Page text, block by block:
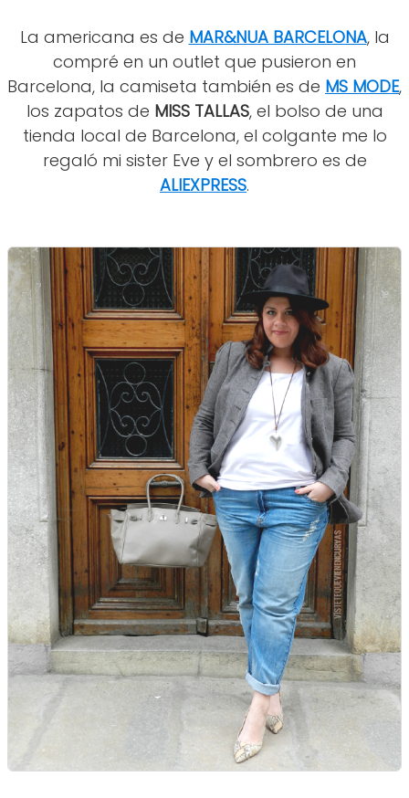
La americana es de MAR&NUA BARCELONA, la
compré en un outlet que pusieron en
Barcelona, la camiseta también es de MS MODE,
los zapatos de MISS TALLAS, el bolso de una
tienda local de Barcelona, el colgante me lo
regaló mi sister Eve y el sombrero es de
ALIEXPRESS.